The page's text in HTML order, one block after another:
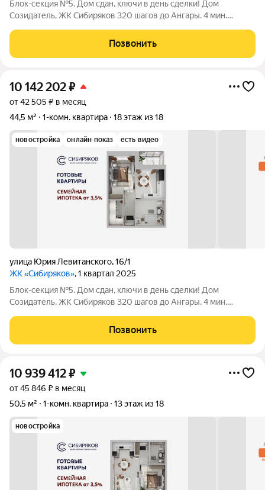
Блок-секция №5. Дом сдан, ключи в день сделки! Дом
Созидатель, ЖК Сибиряков 320 шагов до Ангары. 4 мин.
можно приобрести либо в черновом варианте, либо в отделке
White Box (+15 000 руб к цене
Позвонить
10 142 202₽
от 42 505 ₽ в месяц
44,5 м²
1-комн. квартира 18 этаж из 18
новостройка онлайн показ есть видео
улица Юрия Левитанского,16/1
ЖК «Сибиряков», 1 квартал 2025
Блок-секция №5. Дом сдан, ключи в день сделки! Дом
Созидатель, ЖК Сибиряков 320 шагов до Ангары. 4 мин.
можно приобрести либо в черновом варианте, либо в отделке
White Box (+15 000 руб к цене
Позвонить
10 939 412₽
от 45 846 ₽ в месяц
50,5 м²
1-комн. квартира 13 этаж из 18
новостройка